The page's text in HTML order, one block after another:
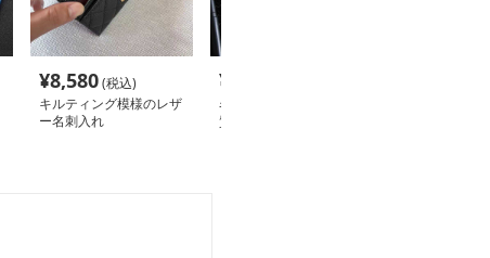
¥8,580(税込)
キルティング模様のレザ
ー名刺入れ
¥
名刺入れ 高級感漂う上
質なミニマル名刺入れ